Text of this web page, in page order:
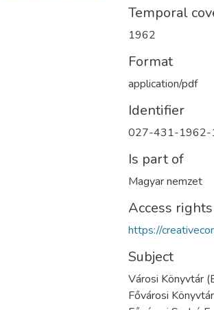
Temporal
1962
Format
application/pdf
Identifier
027-431-1962-
Is part of
Magyar nemzet
Access rights
https://
Subject
Városi Könyvtár
Fővárosi